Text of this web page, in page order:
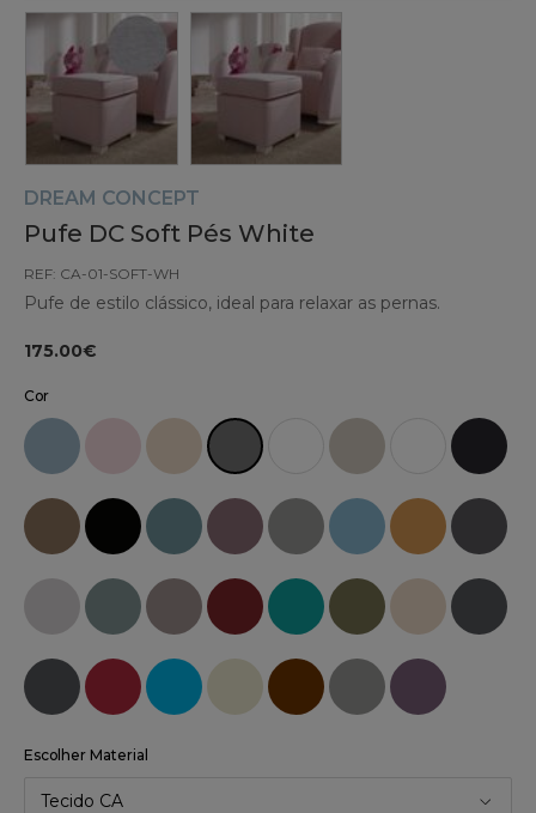
DREAM CONCEPT
Pufe DC Soft Pés White
REF: CA-01-SOFT-WH
Pufe de estilo clássico, ideal para relaxar as pernas.
175.00€
Cor
Escolher Material
Tecido CA